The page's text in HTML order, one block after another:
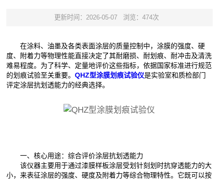
更新时间：2026-05-07 浏览：474次
在涂料、油墨及各类表面涂层的质量控制中，涂膜的强度、硬
度、附着力等物理性能直接决定了其耐磨损、耐划痕、耐冲击及清洗
难易程度。为了科学、定量地评价这些指标，依据国家标准进行规范
的划痕试验至关重要。QHZ型涂膜划痕试验仪是实验室和质检部门
评定涂层抗划透能力的经典选择。
一、核心用途：综合评价涂层抗划透能力
该仪器主要用于通过漆膜样板涂层受划针刻划时抗穿透能力的大
小，来表征涂层的强度、硬度及附着力等综合物理特性。它既可以按